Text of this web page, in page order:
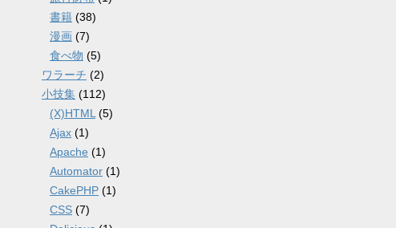
書籍 (38)
漫画 (7)
食べ物 (5)
ワラーチ (2)
小技集 (112)
(X)HTML (5)
Ajax (1)
Apache (1)
Automator (1)
CakePHP (1)
CSS (7)